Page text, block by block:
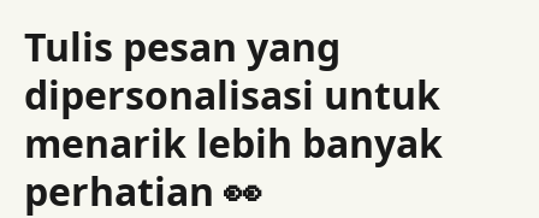
Tulis pesan yang
dipersonalisasi untuk
menarik lebih banyak
perhatian 👀